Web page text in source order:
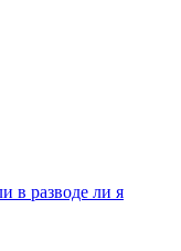
в разводе ли я